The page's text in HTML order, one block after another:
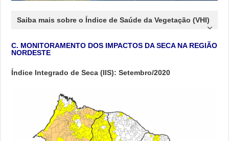
Saiba maissobre o Índice de Saúde da Vegetação (VHI)
C. MONITORAMENTO DOS IMPACTOS DA SECA NA REGIÃO
NORDESTE
Índice Integrado de Seca (IIS): Setembro/2020